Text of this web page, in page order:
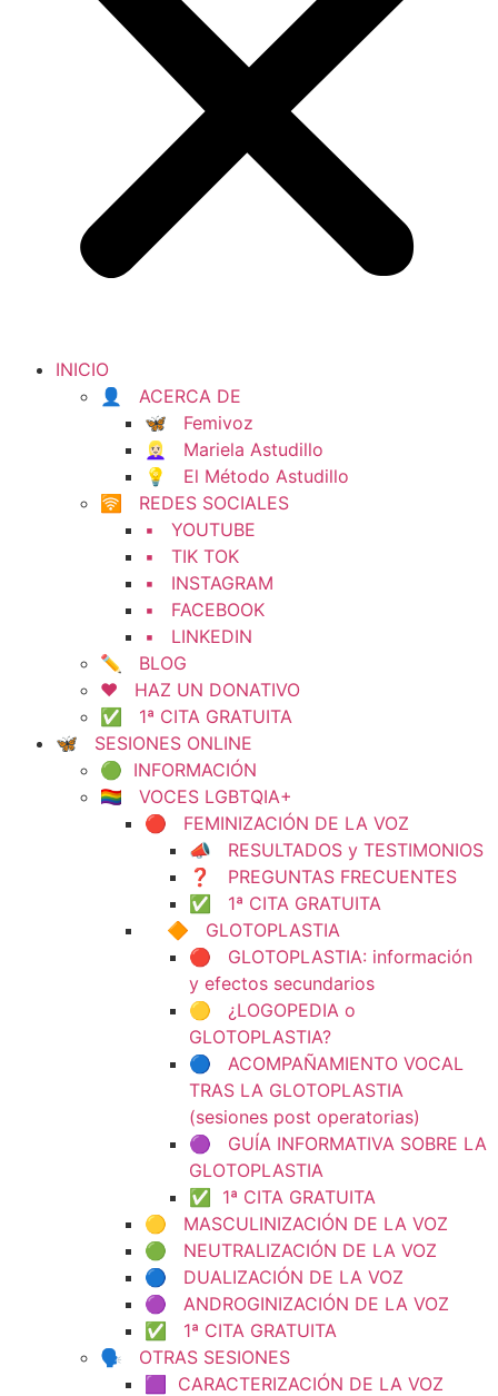
INICIO
👤 ACERCA DE
🦋 Femivoz
👱🏻‍♀️ Mariela Astudillo
💡 El Método Astudillo
🛜 REDES SOCIALES
▪️ YOUTUBE
▪️ TIK TOK
▪️ INSTAGRAM
▪️ FACEBOOK
▪️ LINKEDIN
✏️ BLOG
❤️ HAZ UN DONATIVO
✅ 1ª CITA GRATUITA
🦋 SESIONES ONLINE
🟢 INFORMACIÓN
🏳️‍🌈 VOCES LGBTQIA+
🔴 FEMINIZACIÓN DE LA VOZ
📣 RESULTADOS y TESTIMONIOS
❓ PREGUNTAS FRECUENTES
✅ 1ª CITA GRATUITA
🔶 GLOTOPLASTIA
🔴 GLOTOPLASTIA: información
y efectos secundarios
🟡 ¿LOGOPEDIA o
GLOTOPLASTIA?
🔵 ACOMPAÑAMIENTO VOCAL
TRAS LA GLOTOPLASTIA
(sesiones post operatorias)
🟣 GUÍA INFORMATIVA SOBRE LA
GLOTOPLASTIA
✅ 1ª CITA GRATUITA
🟡 MASCULINIZACIÓN DE LA VOZ
🟢 NEUTRALIZACIÓN DE LA VOZ
🔵 DUALIZACIÓN DE LA VOZ
🟣 ANDROGINIZACIÓN DE LA VOZ
✅ 1ª CITA GRATUITA
🗣️ OTRAS SESIONES
🟪 CARACTERIZACIÓN DE LA VOZ